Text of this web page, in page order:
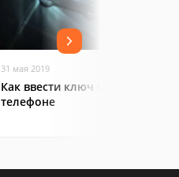
31 мая 2019
Как ввести ключ в Steam на
телефоне